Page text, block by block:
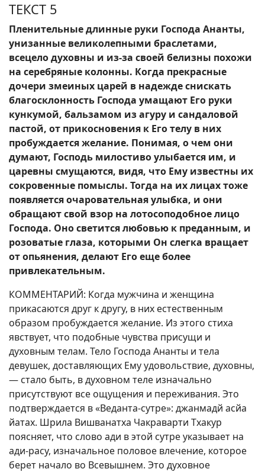
ТЕКСТ 5
Пленительные длинные руки Господа Ананты,
унизанные великолепными браслетами,
всецело духовны и из-за своей белизны похожи
на серебряные колонны. Когда прекрасные
дочери змеиных царей в надежде снискать
благосклонность Господа умащают Его руки
кункумой, бальзамом из агуру и сандаловой
пастой, от прикосновения к Его телу в них
пробуждается желание. Понимая, о чем они
думают, Господь милостиво улыбается им, и
царевны смущаются, видя, что Ему известны их
сокровенные помыслы. Тогда на их лицах тоже
появляется очаровательная улыбка, и они
обращают свой взор на лотосоподобное лицо
Господа. Оно светится любовью к преданным, и
розоватые глаза, которыми Он слегка вращает
от опьянения, делают Его еще более
привлекательным.
КОММЕНТАРИЙ: Когда мужчина и женщина
прикасаются друг к другу, в них естественным
образом пробуждается желание. Из этого стиха
явствует, что подобные чувства присущи и
духовным телам. Тело Господа Ананты и тела
девушек, доставляющих Ему удовольствие, духовны,
— стало быть, в духовном теле изначально
присутствуют все ощущения и переживания. Это
подтверждается в «Веданта-сутре»: джанмадй асйа
йатах. Шрила Вишванатха Чакраварти Тхакур
поясняет, что слово ади в этой сутре указывает на
ади-расу, изначальное половое влечение, которое
берет начало во Всевышнем. Это духовное